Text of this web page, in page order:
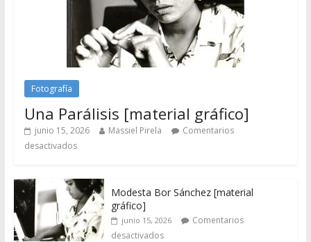
Fotografía
Una Parálisis [material gráfico]
junio 15, 2026 Massiel Pirela
Comentarios
desactivados
Modesta Bor Sánchez [material
gráfico]
junio 15, 2026
Comentarios
desactivados